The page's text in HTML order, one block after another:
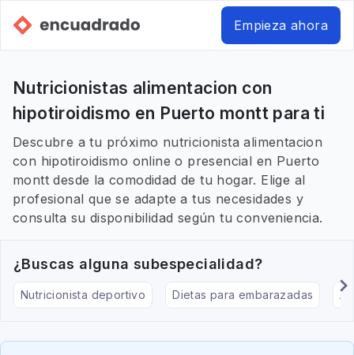
Empieza ahora
Nutricionistas alimentacion con
hipotiroidismo en Puerto montt para ti
Descubre a tu próximo nutricionista alimentacion
con hipotiroidismo online o presencial en Puerto
montt desde la comodidad de tu hogar. Elige al
profesional que se adapte a tus necesidades y
consulta su disponibilidad según tu conveniencia.
¿Buscas alguna subespecialidad?
Nutricionista deportivo Dietas para embarazadas